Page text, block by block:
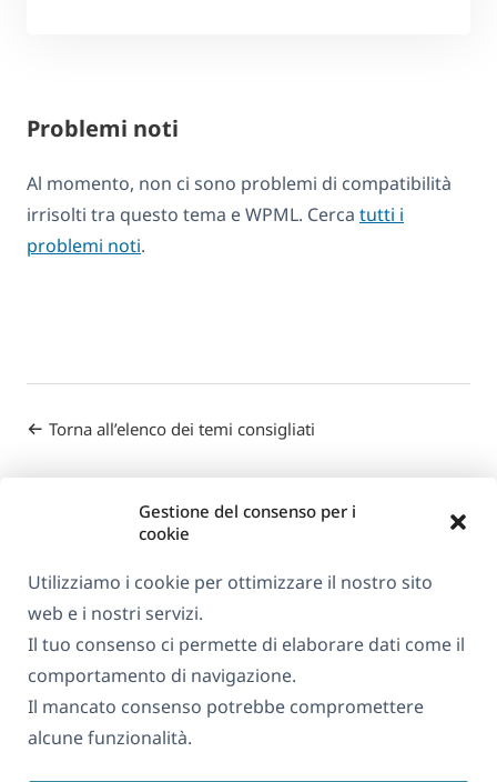
Gestione del consenso per i
cookie
Utilizziamo i cookie per ottimizzare il nostro sito
web e i nostri servizi.
Il tuo consenso ci permette di elaborare dati come il
comportamento di navigazione.
Il mancato consenso potrebbe compromettere
alcune funzionalità.
Problemi noti
Al momento, non ci sono problemi di compatibilità
irrisolti tra questo tema e WPML. Cerca tutti i
problemi noti.
Torna all’elenco dei temi consigliati
GDPR e Informativa sulla Privacy
Unisciti al nostro team(si